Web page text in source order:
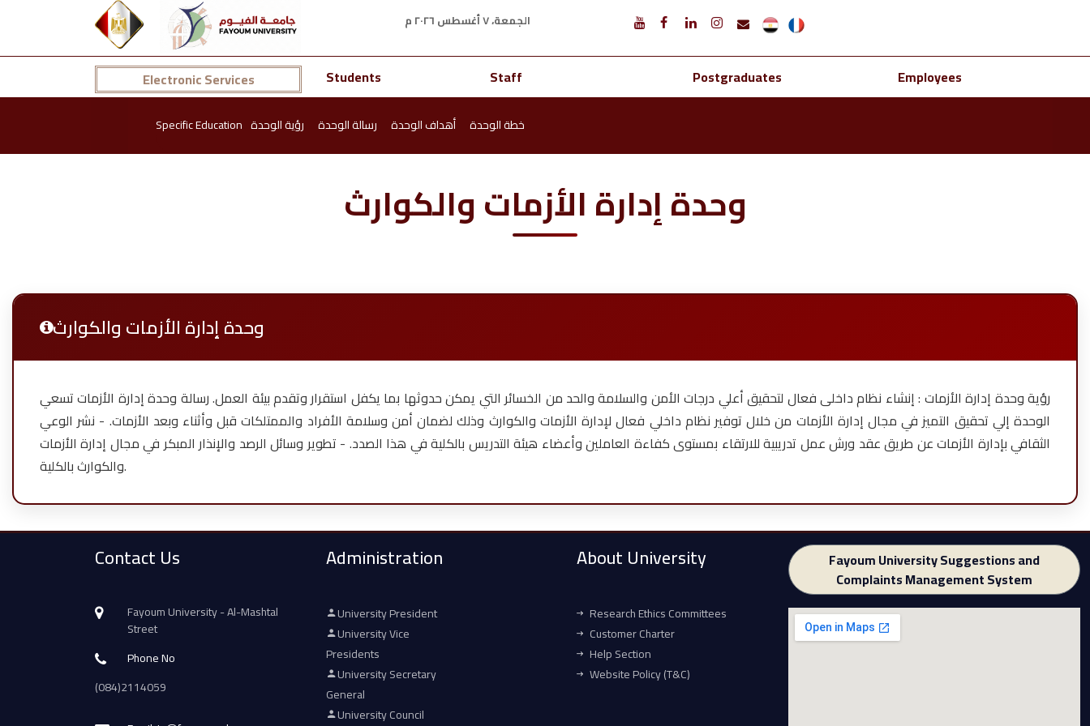
الجمعة، ٧ أغسطس ٢٠٢٦ م
Electronic Services Students Staff Postgraduates Employees
Specific Education رؤية الوحدة رسالة الوحدة أهداف الوحدة خطة الوحدة
وحدة إدارة الأزمات والكوارث
وحدة إدارة الأزمات والكوارث
رؤية وحدة إدارة الأزمات : إنشاء نظام داخلی فعال لتحقيق أعلي درجات الأمن والسلامة والحد من الخسائر التي يمكن حدوثها بما يكفل استقرار وتقدم بيئة العمل. رسالة وحدة إدارة الأزمات تسعي
الوحدة إلي تحقيق التميز في مجال إدارة الأزمات من خلال توفير نظام داخلي فعال لإدارة الأزمات والكوارث وذلك لضمان أمن وسلامة الأفراد والممتلكات قبل وأثناء وبعد الأزمات. - نشر الوعي
الثقافي بإدارة الأزمات عن طريق عقد ورش عمل تدريبية للارتقاء بمستوى كفاءة العاملين وأعضاء هيئة التدريس بالكلية في هذا الصدد. - تطوير وسائل الرصد والإنذار المبكر في مجال إدارة الأزمات
والكوارث بالكلية.
Contact Us
Fayoum University - Al-Mashtal
Street
Phone No
(084)2114059
Administration
University President
University Vice
Presidents
University Secretary
General
University Council
About University
Research Ethics Committees
Customer Charter
Help Section
Website Policy (T&C)
Fayoum University Suggestions and
Complaints Management System